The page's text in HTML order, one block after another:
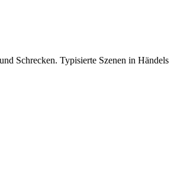
Schrecken. Typisierte Szenen in Händels